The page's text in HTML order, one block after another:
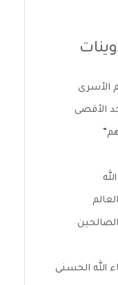
الأسرى
الأقصى
الله الحسنى